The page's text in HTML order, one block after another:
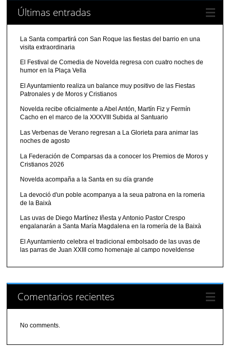
Últimas entradas
La Santa compartirá con San Roque las fiestas del barrio en una
visita extraordinaria
El Festival de Comedia de Novelda regresa con cuatro noches de
humor en la Plaça Vella
El Ayuntamiento realiza un balance muy positivo de las Fiestas
Patronales y de Moros y Cristianos
Novelda recibe oficialmente a Abel Antón, Martín Fiz y Fermín
Cacho en el marco de la XXXVIII Subida al Santuario
Las Verbenas de Verano regresan a La Glorieta para animar las
noches de agosto
La Federación de Comparsas da a conocer los Premios de Moros y
Cristianos 2026
Novelda acompaña a la Santa en su día grande
La devoció d'un poble acompanya a la seua patrona en la romeria
de la Baixà
Las uvas de Diego Martínez Iñesta y Antonio Pastor Crespo
engalanarán a Santa María Magdalena en la romería de la Baixà
El Ayuntamiento celebra el tradicional embolsado de las uvas de
las parras de Juan XXIII como homenaje al campo noveldense
Comentarios recientes
No comments.